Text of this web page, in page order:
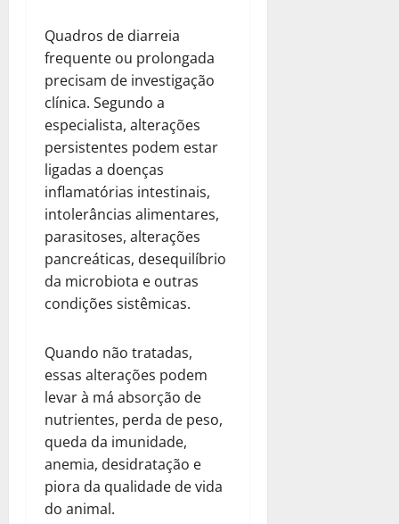
Quadros de diarreia
frequente ou prolongada
precisam de investigação
clínica. Segundo a
especialista, alterações
persistentes podem estar
ligadas a doenças
inflamatórias intestinais,
intolerâncias alimentares,
parasitoses, alterações
pancreáticas, desequilíbrio
da microbiota e outras
condições sistêmicas.
Quando não tratadas,
essas alterações podem
levar à má absorção de
nutrientes, perda de peso,
queda da imunidade,
anemia, desidratação e
piora da qualidade de vida
do animal.